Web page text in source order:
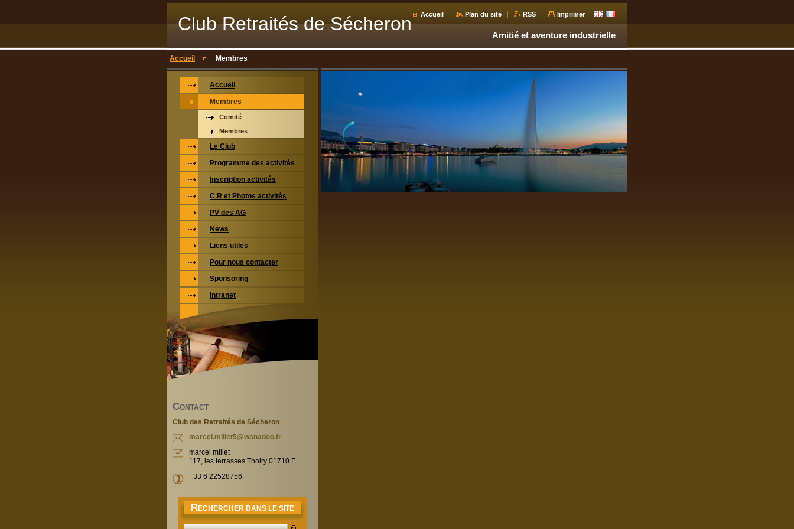
Club Retraités de Sécheron Accueil Plan du site RSS Imprimer
Amitié et aventure industrielle
Accueil Membres
Accueil
Membres
Comité
Membres
Le Club
Programme des activités
Inscription activités
C.R et Photos activités
PV des AG
News
Liens utiles
Pour nous contacter
Sponsoring
Intranet
CONTACT
Club des Retraités de Sécheron
marcel.millet5@wanadoo.fr
marcel millet
117, les terrasses Thoiry 01710 F
+33 6 22528756
RECHERCHER DANS LE SITE